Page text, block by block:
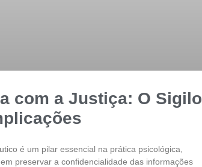
com a Justiça: O Sigilo
é um pilar essencial na prática psicológica,
preservar a confidencialidade das informações